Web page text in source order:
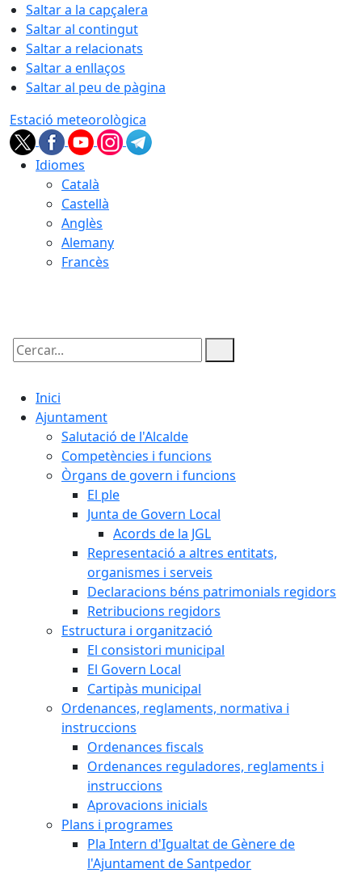
Saltar a la capçalera
Saltar al contingut
Saltar a relacionats
Saltar a enllaços
Saltar al peu de pàgina
Estació meteorològica
Idiomes
Català
Castellà
Anglès
Alemany
Francès
Cercar:
Inici
Ajuntament
Salutació de l'Alcalde
Competències i funcions
Òrgans de govern i funcions
El ple
Junta de Govern Local
Acords de la JGL
Representació a altres entitats,
organismes i serveis
Declaracions béns patrimonials regidors
Retribucions regidors
Estructura i organització
El consistori municipal
El Govern Local
Cartipàs municipal
Ordenances, reglaments, normativa i
instruccions
Ordenances fiscals
Ordenances reguladores, reglaments i
instruccions
Aprovacions inicials
Plans i programes
Pla Intern d'Igualtat de Gènere de
l'Ajuntament de Santpedor